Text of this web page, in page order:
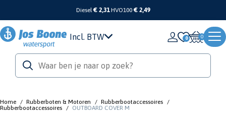
Diesel€ 2,31 HVO100 € 2,49
Incl. BTW 0
Home / Rubberboten & Motoren / Rubberbootaccessoires /
Rubberbootaccessoires / OUTBOARD COVER M